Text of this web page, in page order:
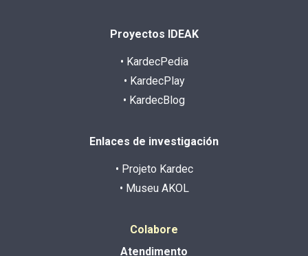
Proyectos IDEAK
• KardecPedia
• KardecPlay
• KardecBlog
Enlaces de investigación
• Projeto Kardec
• Museu AKOL
Colabore
Atendimento